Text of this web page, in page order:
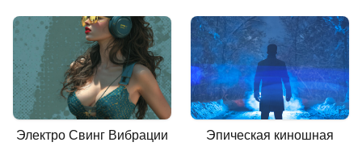
Электро Свинг Вибрации Эпическая киношная